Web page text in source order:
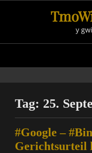
y
Tag: 25.
#Google –
Gerichtsurteil